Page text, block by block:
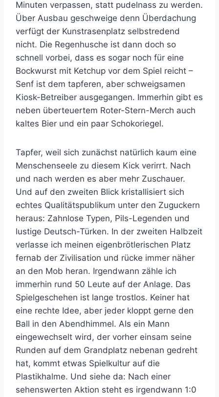
Minuten verpassen, statt pudelnass zu werden.
Über Ausbau geschweige denn Überdachung
verfügt der Kunstrasenplatz selbstredend
nicht. Die Regenhusche ist dann doch so
schnell vorbei, dass es sogar noch für eine
Bockwurst mit Ketchup vor dem Spiel reicht –
Senf ist dem tapferen, aber schweigsamen
Kiosk-Betreiber ausgegangen. Immerhin gibt es
neben überteuertem Roter-Stern-Merch auch
kaltes Bier und ein paar Schokoriegel.
Tapfer, weil sich zunächst natürlich kaum eine
Menschenseele zu diesem Kick verirrt. Nach
und nach werden es aber mehr Zuschauer.
Und auf den zweiten Blick kristallisiert sich
echtes Qualitätspublikum unter den Zuguckern
heraus: Zahnlose Typen, Pils-Legenden und
lustige Deutsch-Türken. In der zweiten Halbzeit
verlasse ich meinen eigenbrötlerischen Platz
fernab der Zivilisation und rücke immer näher
an den Mob heran. Irgendwann zähle ich
immerhin rund 50 Leute auf der Anlage. Das
Spielgeschehen ist lange trostlos. Keiner hat
eine rechte Idee, aber jeder kloppt gerne den
Ball in den Abendhimmel. Als ein Mann
eingewechselt wird, der vorher einsam seine
Runden auf dem Grandplatz nebenan gedreht
hat, kommt etwas Spielkultur auf die
Plastikhalme. Und siehe da: Nach einer
sehenswerten Aktion steht es irgendwann 1:0